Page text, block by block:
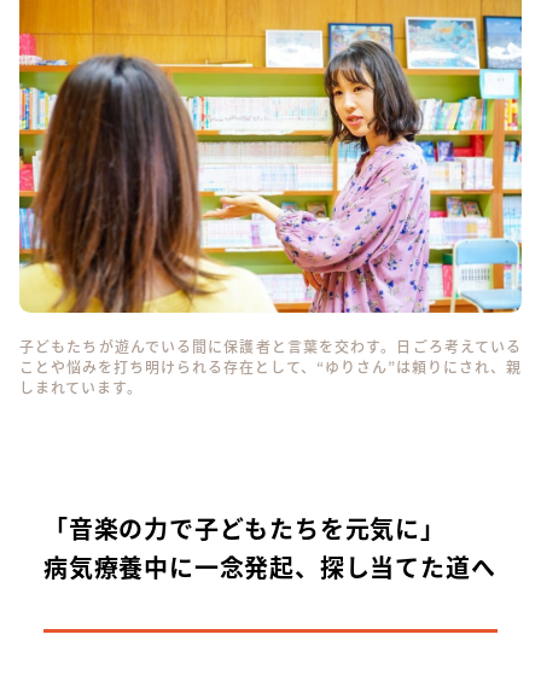
子どもたちが遊んでいる間に保護者と言葉を交わす。日ごろ考えている
ことや悩みを打ち明けられる存在として、“ゆりさん”は頼りにされ、親
しまれています。
「音楽の力で子どもたちを元気に」
病気療養中に一念発起、探し当てた道へ